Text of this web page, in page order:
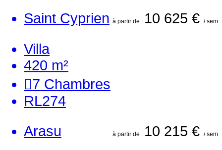
à partir de : 10 625 € / sem
Saint Cyprien
Villa
420 m²
7 Chambres
RL274
à partir de : 10 215 € / sem
Arasu